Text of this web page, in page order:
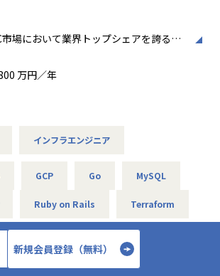
、サングラスなど）
を用いた、再現性と透明性
理
の最大化を図ります。
クレッ
速化： GitHub Actionsを活用したC
： SLI/SLOの定義、モニタリング環
ステム状況の可視化。
援： バックエンドの安定稼働に向け
、監視/アラートの高度化。
運用： コスト最適化（FinOps）や
場において業界トップシェアを誇る
多くのEC事業者の成長を支援しており
ロース市場に上場いたしました。
ムで
万円／年
インフラエンジニア
GCP Go MySQL
Ruby on Rails Terraform
間： フレックスタイム制（標準労働時
アタイム：10:00～16:00 フ
ブルタイム：8:00～10:00／16:00～20:
新規会員登録（無料）